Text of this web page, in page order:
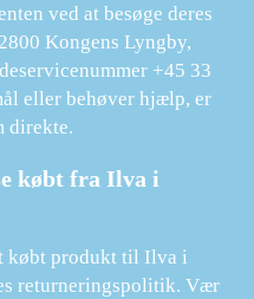
ved at besøge deres
Kongens Lyngby,
+45 33
eller behøver hjælp, er
direkte.
købt fra Ilva i
købt produkt til Ilva i
returneringspolitik. Vær